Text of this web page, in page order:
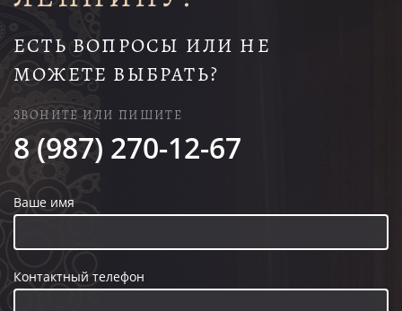
ЕСТЬ ВОПРОСЫ ИЛИ НЕ
МОЖЕТЕ ВЫБРАТЬ?
ЗВОНИТЕ ИЛИ ПИШИТЕ
8 (987) 270-12-67
Ваше имя
Контактный телефон